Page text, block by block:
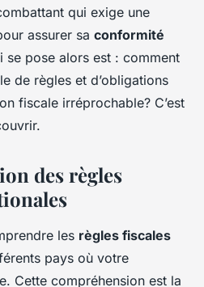
qui exige une
assurer sa conformité
se pose alors est : comment
de règles et d’obligations
fiscale irréprochable? C’est
des règles
les règles fiscales
pays où votre
Cette compréhension est la